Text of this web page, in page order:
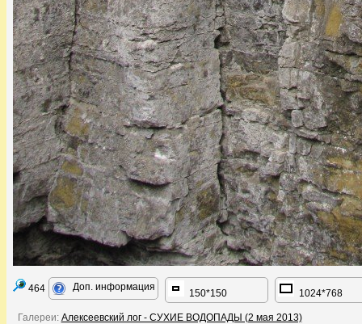
464 Доп. информация
150*150 1024*768
Галереи: Алексеевский лог - СУХИЕ ВОДОПАДЫ (2 мая 2013)